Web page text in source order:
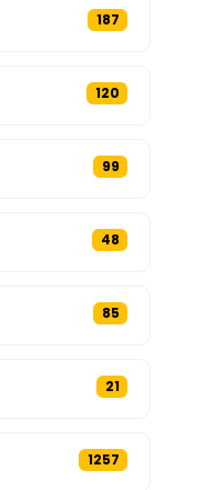
187
120
99
48
85
21
1257